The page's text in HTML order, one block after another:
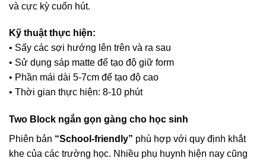
và cực kỳ cuốn hút.
Kỹ thuật thực hiện:
• Sấy các sợi hướng lên trên và ra sau
• Sử dụng sáp matte để tạo độ giữ form
• Phần mái dài 5-7cm để tạo độ cao
• Thời gian thực hiện: 8-10 phút
Two Block ngắn gọn gàng cho học sinh
Phiên bản “School-friendly” phù hợp với quy định khắt
khe của các trường học. Nhiều phụ huynh hiện nay cũng